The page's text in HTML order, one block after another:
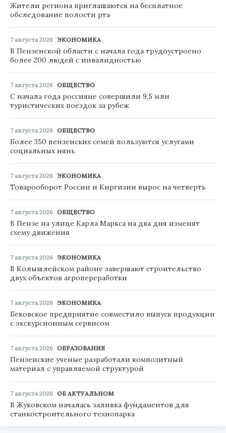
Жители региона приглашаются на бесплатное
обследование полости рта
7 августа 2026 ЭКОНОМИКА
В Пензенской области с начала года трудоустроено
более 200 людей с инвалидностью
7 августа 2026 ОБЩЕСТВО
С начала года россияне совершили 9,5 млн
туристических поездок за рубеж
7 августа 2026 ОБЩЕСТВО
Более 350 пензенских семей пользуются услугами
социальных нянь
7 августа 2026 ЭКОНОМИКА
Товарооборот России и Киргизии вырос на четверть
7 августа 2026 ОБЩЕСТВО
В Пензе на улице Карла Маркса на два дня изменят
схему движения
7 августа 2026 ЭКОНОМИКА
В Колышлейском районе завершают строительство
двух объектов агропереработки
7 августа 2026 ЭКОНОМИКА
Бековское предприятие совместило выпуск продукции
с экскурсионным сервисом
7 августа 2026 ОБРАЗОВАНИЕ
Пензенские ученые разработали композитный
материал с управляемой структурой
7 августа 2026 ОБ АКТУАЛЬНОМ
В Жуковском началась заливка фундаментов для
станкостроительного технопарка